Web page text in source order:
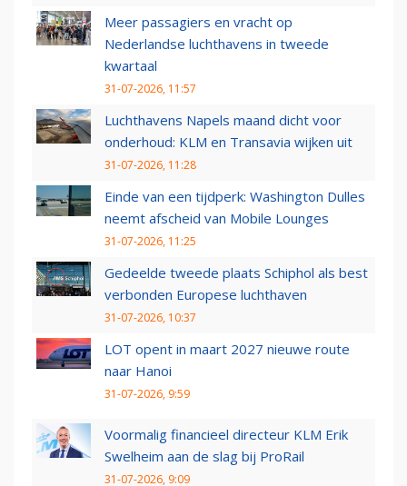
Meer passagiers en vracht op
Nederlandse luchthavens in tweede
kwartaal
31-07-2026, 11:57
Luchthavens Napels maand dicht voor
onderhoud: KLM en Transavia wijken uit
31-07-2026, 11:28
Einde van een tijdperk: Washington Dulles
neemt afscheid van Mobile Lounges
31-07-2026, 11:25
Gedeelde tweede plaats Schiphol als best
verbonden Europese luchthaven
31-07-2026, 10:37
LOT opent in maart 2027 nieuwe route
naar Hanoi
31-07-2026, 9:59
Voormalig financieel directeur KLM Erik
Swelheim aan de slag bij ProRail
31-07-2026, 9:09